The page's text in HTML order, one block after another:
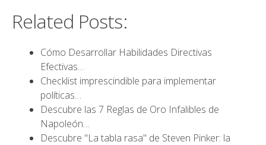
Related Posts:
Cómo Desarrollar Habilidades Directivas
Efectivas…
Checklist imprescindible para implementar
políticas…
Descubre las 7 Reglas de Oro Infalibles de
Napoleón…
Descubre "La tabla rasa" de Steven Pinker: la